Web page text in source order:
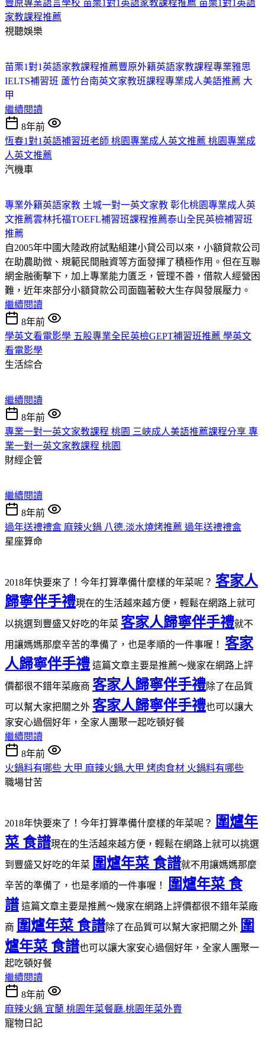
豐原專業語言學校 苗栗1對1英語家教課程推薦 苗栗1對1英語
家教課程推薦
視聽娛樂
苗栗1對1英語家教課程推薦豐原外籍英語家教課程專業雅思
IELTS補習班 蘆竹台南英文家教班課程專業成人美語推薦 大
甲
繼續閱讀
8年前
恆春1對1英語補習班老師 桃園專業成人英文推薦 桃園專業成
人英文推薦
汽機車
專業外籍英語家教 土城一對一英文家教 彰化桃園專業成人英
文推薦雲林托福TOEFL補習班課程推薦泰山全民英檢補習班
推薦
自2005年中國大陸政府試點組建小貸公司以來，小額貸款公司
在助農助微、規範民間融資等方面發揮了積極作用。但在互聯
網金融衝擊下，加上專業能力匱乏，管理不善，借款人經營困
難，近年來部分小額貸款公司面臨著較大生存與發展壓力。
繼續閱讀
8年前
學英文看電影學 五股專業全民英檢GEPT補習班推薦 學英文
看電影學
生活綜合
繼續閱讀
8年前
專業一對一英文家教課程 桃園 三峽成人美語推薦課程分享 專
業一對一英文家教課程 桃園
財經企管
繼續閱讀
8年前
過年送禮禮盒 麻辣火鍋 八德.淡水燒烤推薦 過年送禮禮盒
星座算命
2018年快要來了！今年打算準備什麼樣的年菜呢？ 客家人
歸寧伴手禮現在的生活越來越方便，輕鬆在網路上就可
以挑選到豐盛又好吃的年菜 客家人歸寧伴手禮就不
用讓媽媽那麼辛苦的準備了，也是孝順的一件事喔！ 客家
人歸寧伴手禮 這篇文章主要是推薦～幾家在網路上評
價都很不錯年菜廠商 客家人歸寧伴手禮除了在品質
可以幫大家把關之外 客家人歸寧伴手禮也可以讓大
家安心過個好年，全家人團聚一起吃頓好餐
繼續閱讀
8年前
火鍋料有哪些 大甲 麻辣火鍋.大甲 烤肉食材 火鍋料有哪些
職場甘苦
2018年快要來了！今年打算準備什麼樣的年菜呢？
圍爐年
菜 食譜現在的生活越來越方便，輕鬆在網路上就可以挑選
到豐盛又好吃的年菜 圍爐年菜 食譜就不用讓媽媽那麼
辛苦的準備了，也是孝順的一件事喔！
圍爐年菜 食
譜 這篇文章主要是推薦～幾家在網路上評價都很不錯年菜廠
商 圍爐年菜 食譜除了在品質可以幫大家把關之外 圍
爐年菜 食譜也可以讓大家安心過個好年，全家人團聚一
起吃頓好餐
繼續閱讀
8年前
麻辣火鍋 宜蘭 桃園年菜餐廳.桃園年菜外賣
寵物日記